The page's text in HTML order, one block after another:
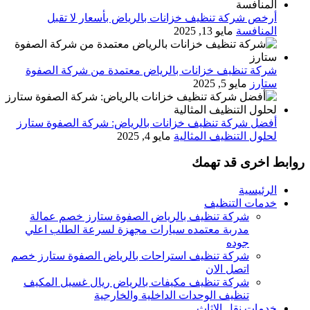
أرخص شركة تنظيف خزانات بالرياض بأسعار لا تقبل
المنافسة مايو 13, 2025
شركة تنظيف خزانات بالرياض معتمدة من شركة الصفوة
ستارز مايو 5, 2025
أفضل شركة تنظيف خزانات بالرياض: شركة الصفوة ستارز
لحلول التنظيف المثالية مايو 4, 2025
روابط اخرى قد تهمك
الرئيسية
خدمات التنظيف
شركة تنظيف بالرياض الصفوة ستارز خصم عمالة
مدربة معتمده سيارات مجهزة لسرعة الطلب اعلي
جوده
شركة تنظيف استراحات بالرياض الصفوة ستارز خصم
اتصل الان
شركة تنظيف مكيفات بالرياض ريال غسيل المكيف
تنظيف الوحدات الداخلية والخارجية